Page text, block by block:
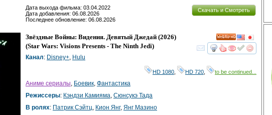
Скачать и Смотреть
Дата выхода фильма: 03.04.2022
Дата добавления: 06.08.2026
Последнее обновление: 06.08.2026
смотреть
HD
Звёздные Войны: Видения. Девятый Джедай (2026)
(Star Wars: Visions Presents - The Ninth Jedi)
Канал: Disney+, Hulu
HD 1080 HD 720 to be continued...
Аниме сериалы, Боевик, Фантастика
Режиссеры: Кэндзи Камияма, Сюнсукэ Тада
В ролях: Патрик Сэйтц, Кион Янг, Янг Мазино